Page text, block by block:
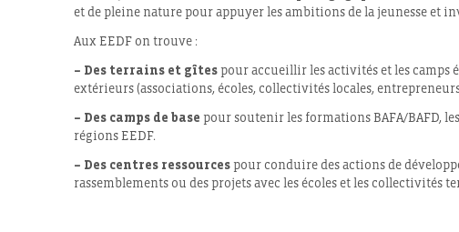
et de pleine nature pour appuyer les ambitions de la jeunesse et
Aux EEDF on trouve :
– Des terrains et gîtes pour accueillir les activités et les camps
extérieurs (associations, écoles, collectivités locales,
– Des camps de base pour soutenir les formations BAFA/BAFD,
régions EEDF.
– Des centres ressources pour conduire des actions de
rassemblements ou des projets avec les écoles et les collectivités